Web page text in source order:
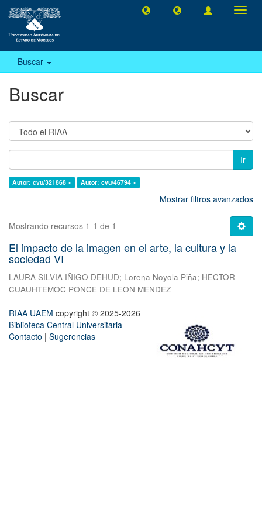
Buscar
Buscar
Ir
Autor: cvu/321868 × Autor: cvu/46794 ×
Mostrar filtros avanzados
Mostrando recursos 1-1 de 1
El impacto de la imagen en el arte, la cultura y la
sociedad VI
LAURA SILVIA IÑIGO DEHUD; Lorena Noyola Piña; HECTOR
CUAUHTEMOC PONCE DE LEON MENDEZ
RIAA UAEM copyright © 2025-2026
Biblioteca Central Universitaria
Contacto | Sugerencias